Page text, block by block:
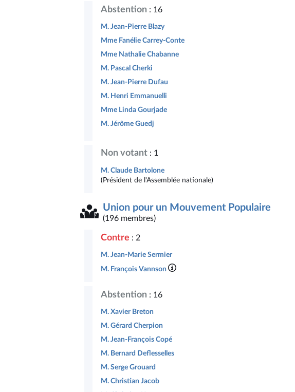
Abstention : 16
M. Jean-Pierre Blazy
Mme Fanélie Carrey-Conte
Mme Nathalie Chabanne
M. Pascal Cherki
M. Jean-Pierre Dufau
M. Henri Emmanuelli
Mme Linda Gourjade
M. Jérôme Guedj
Non votant : 1
M. Claude Bartolone
(Président de l'Assemblée nationale)
Union pour un Mouvement Populaire
(196 membres)
Contre : 2
M. Jean-Marie Sermier
M. François Vannson
Abstention : 16
M. Xavier Breton
M. Gérard Cherpion
M. Jean-François Copé
M. Bernard Deflesselles
M. Serge Grouard
M. Christian Jacob